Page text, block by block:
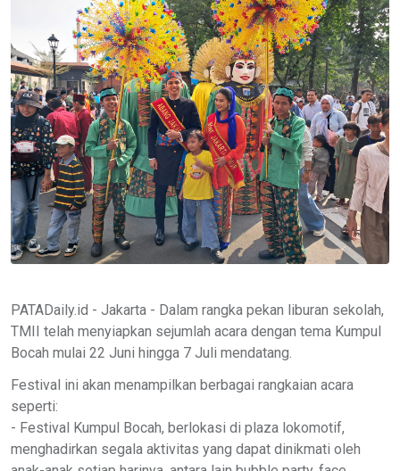
PATADaily.id - Jakarta - Dalam rangka pekan liburan sekolah,
TMII telah menyiapkan sejumlah acara dengan tema Kumpul
Bocah mulai 22 Juni hingga 7 Juli mendatang.
Festival ini akan menampilkan berbagai rangkaian acara
seperti:
- Festival Kumpul Bocah, berlokasi di plaza lokomotif,
menghadirkan segala aktivitas yang dapat dinikmati oleh